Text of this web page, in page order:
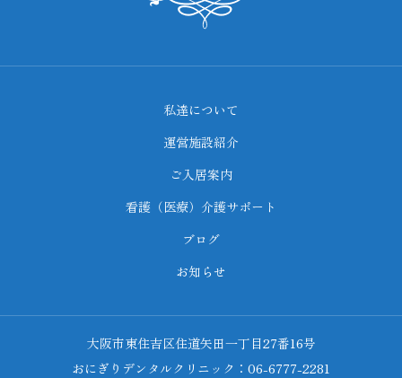
私達について
運営施設紹介
ご入居案内
看護（医療）介護サポート
ブログ
お知らせ
大阪市東住吉区住道矢田一丁目27番16号
おにぎりデンタルクリニック：06-6777-2281